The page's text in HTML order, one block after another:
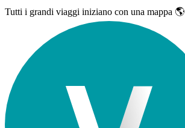
Tutti i grandi viaggi iniziano con una mappa 🌎